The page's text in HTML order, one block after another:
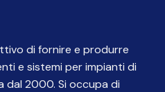
di fornire e produrre
e sistemi per impianti di
dal 2000. Si occupa di